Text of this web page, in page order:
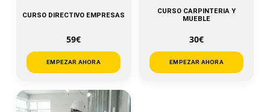
CURSO DIRECTIVO EMPRESAS
59€
EMPEZAR AHORA
CURSO CARPINTERIA Y
MUEBLE
30€
EMPEZAR AHORA